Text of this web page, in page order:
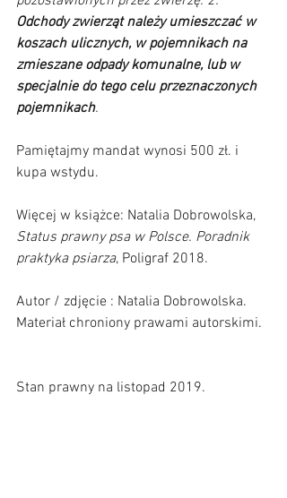
Odchody zwierząt należy umieszczać w
koszach ulicznych, w pojemnikach na
zmieszane odpady komunalne, lub w
specjalnie do tego celu przeznaczonych
pojemnikach.
Pamiętajmy mandat wynosi 500 zł. i
kupa wstydu.
Więcej w książce: Natalia Dobrowolska,
Status prawny psa w Polsce. Poradnik
praktyka psiarza, Poligraf 2018.
Autor / zdjęcie : Natalia Dobrowolska.
Materiał chroniony prawami autorskimi.
Stan prawny na listopad 2019.